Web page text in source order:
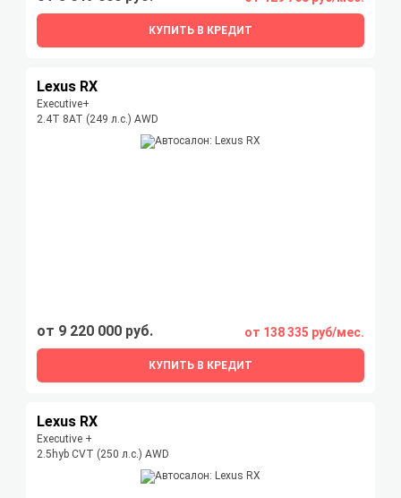
КУПИТЬ В КРЕДИТ
Lexus RX
Executive+
2.4T 8AT (249 л.с.) AWD
от 9 220 000 руб. от 138 335 руб/мес.
КУПИТЬ В КРЕДИТ
Lexus RX
Executive +
2.5hyb CVT (250 л.с.) AWD